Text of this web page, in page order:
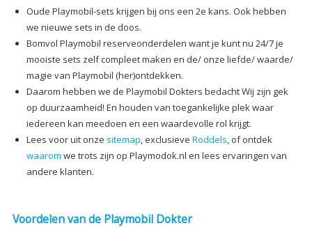
Oude Playmobil-sets krijgen bij ons een 2e kans. Ook hebben
we nieuwe sets in de doos.
Bomvol Playmobil reserveonderdelen want je kunt nu 24/7 je
mooiste sets zelf compleet maken en de/ onze liefde/ waarde/
magie van Playmobil (her)ontdekken.
Daarom hebben we de Playmobil Dokters bedacht Wij zijn gek
op duurzaamheid! En houden van toegankelijke plek waar
iedereen kan meedoen en een waardevolle rol krijgt.
Lees voor uit onze sitemap, exclusieve Roddels, of ontdek
waarom we trots zijn op Playmodok.nl en lees ervaringen van
andere klanten.
Voordelen van de Playmobil Dokter